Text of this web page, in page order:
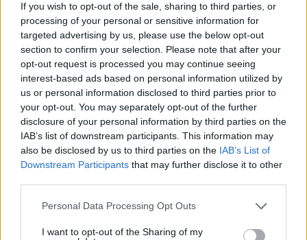
If you wish to opt-out of the sale, sharing to third parties, or
processing of your personal or sensitive information for
targeted advertising by us, please use the below opt-out
section to confirm your selection. Please note that after your
opt-out request is processed you may continue seeing
interest-based ads based on personal information utilized by
us or personal information disclosed to third parties prior to
your opt-out. You may separately opt-out of the further
disclosure of your personal information by third parties on the
IAB’s list of downstream participants. This information may
also be disclosed by us to third parties on the IAB’s List of
Downstream Participants that may further disclose it to other
Please note that this website/app uses one or more Google
not limited to your visit or usage behaviour. You may click to
Personal Data Processing Opt Outs
I want to opt-out of the Sharing of my
ιστοσελίδα της εταιρείας, συνεργάζονται με
πάνω από ένα εκατομμύριο ιδιοκτήτες
ακινήτων βραχυχρόνιας μίσθωσης.
Η εταιρεία απογειώθηκε, το ζευγάρι απέκτησε
δύο σπίτια στις ΗΠΑ και τελικά το 2020
εγκαταστάθηκε με τα δίδυμα στην Ελλάδα,
διατηρώντας τις επιχειρηματικές
δραστηριότητες. Τα πράγματα όμως δεν
εξελίχθηκαν όπως θα ήθελαν, αφού έναν
χρόνο μετά η ρήξη ανάμεσά τους ήταν
οριστική. Εκείνος ζήτησε διαζύγιο και
επέστρεψε στις ΗΠΑ ακολουθώντας